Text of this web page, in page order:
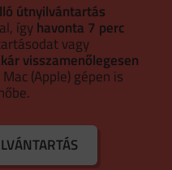
útnyilvántartás
ígyhavonta 7 perc
vagy
visszamenőlegesen
(Apple) gépen is